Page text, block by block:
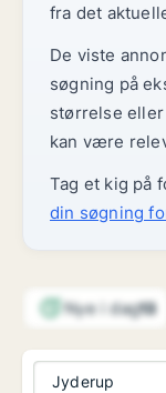
fra det
De viste
søgning på
størrelse
kan være
Tag et kig på
din søgning
Nye i dag13
Jyderup